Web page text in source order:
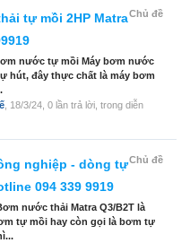
Chủ đề
tự mồi 2HP Matra
nước tự mồi Máy bơm nước
hút, đây thực chất là máy bơm
18/3/24 , 0 lần trả lời, trong diễn
Chủ đề
nghiệp - dòng tự
094 339 9919
nước thải Matra Q3/B2T là
tự mồi hay còn gọi là bơm tự